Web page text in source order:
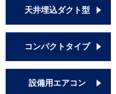
天井埋込ダクト型
コンパクトタイプ
設備用エアコン